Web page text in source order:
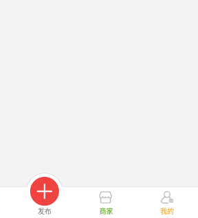
发布 商家 我的